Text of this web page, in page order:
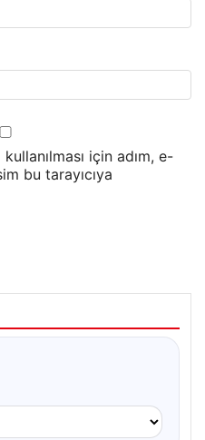
için adım, e-
bu tarayıcıya